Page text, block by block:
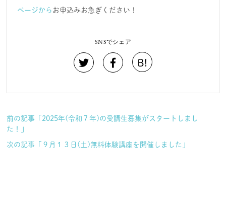
ページから お申込みお急ぎください！
SNSでシェア
B!
前の記事「2025年(令和７年)の受講生募集がスタートしまし
た！」
次の記事「９月１３日(土)無料体験講座を開催しました」